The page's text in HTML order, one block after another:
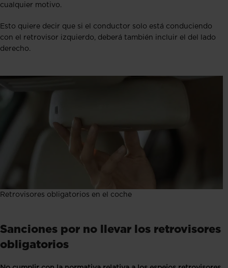
cualquier motivo.
Esto quiere decir que si el conductor solo está conduciendo
con el retrovisor izquierdo, deberá también incluir el del lado
derecho.
Retrovisores obligatorios en el coche
Sanciones por no llevar los retrovisores
obligatorios